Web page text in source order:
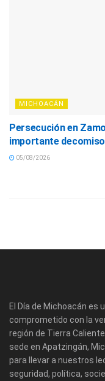
MICHOACÁN
Persecución en
importante
05/08/2026
El Día de Michoacán es
comprometido con la
región de Tierra
sede en Apatzingán,
para llevar a nuestros
seguridad, política,